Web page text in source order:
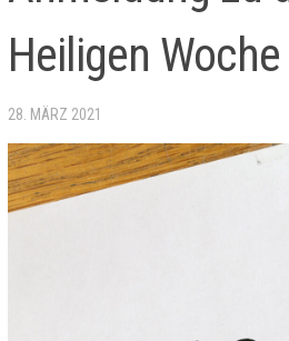
Heiligen Woche
28. MÄRZ 2021